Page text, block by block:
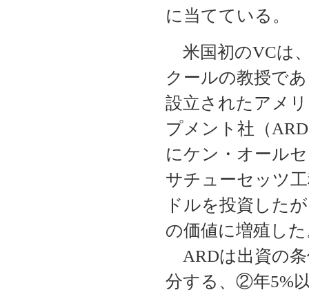
に当てている。
米国初のVCは
クールの教授で
設立されたアメ
プメント社（
にケン・オール
サチューセッツ
ドルを投資した
の価値に増殖し
ARDは出資の
分する、②年5%